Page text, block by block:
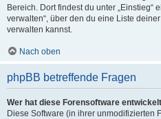
Bereich. Dort findest du unter „Einstieg“
verwalten“, über den du eine Liste
verwalten kannst.
Nach oben
phpBB betreffende Fragen
Wer hat diese Forensoftware
Diese Software (in ihrer unmodifizierten